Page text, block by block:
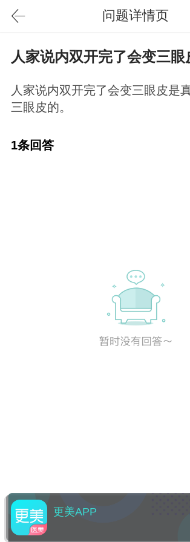
问题详情页
人家说内双开完了会变三
人家说内双开完了会变三眼皮是
三眼皮的。
1条回答
更美APP